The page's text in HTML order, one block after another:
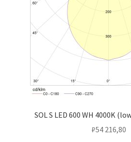
SOL S LED 600 WH 4000K
₽54 216,80